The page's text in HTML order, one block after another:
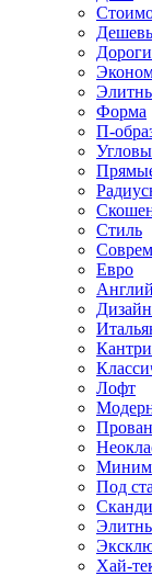
Форма
П-
Стиль
Евро
Кантри
Лофт
Под
Хай-